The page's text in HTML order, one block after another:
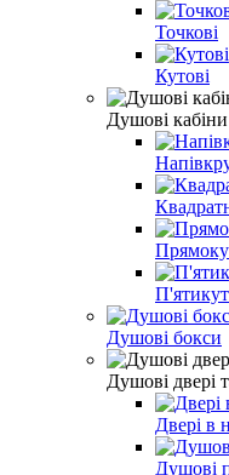
Точкові
Кутові
Душові кабіни
Душові бокси
Душові двері
Двері в
Душові